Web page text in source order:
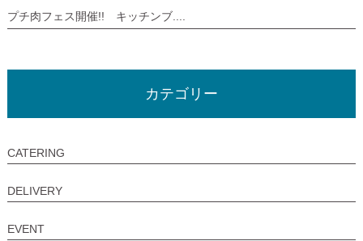
プチ肉フェス開催!! キッチンブ....
カテゴリー
CATERING
DELIVERY
EVENT